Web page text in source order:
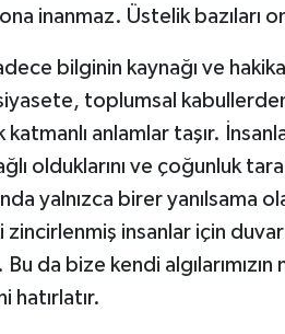
inanmaz. Üstelik bazıları
bilginin kaynağı ve
toplumsal
katmanlı anlamlar taşır.
olduklarını ve çoğunluk
yalnızca birer yanılsama
zincirlenmiş insanlar için
da bize kendi algılarımızın
hatırlatır.